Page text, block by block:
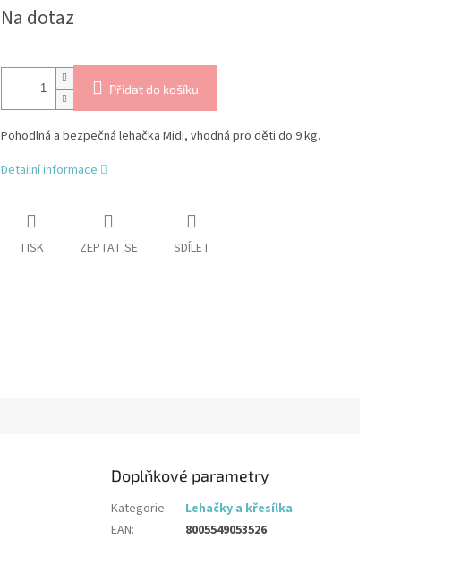
cena:
Na dotaz
Přidat do košíku
Pohodlná a bezpečná lehačka Midi, vhodná pro děti do 9 kg.
Detailní informace
TISK ZEPTAT SE SDÍLET
Doplňkové parametry
Kategorie:
Lehačky a křesílka
EAN: 8005549053526